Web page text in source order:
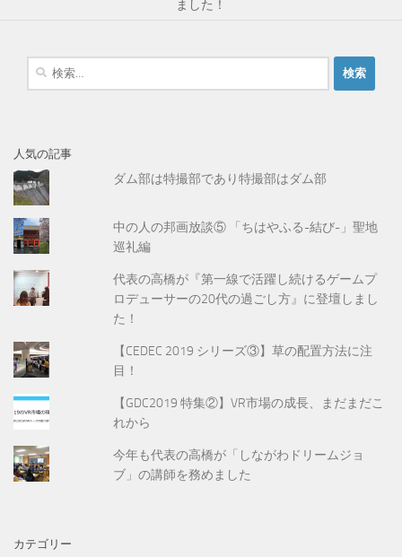
ました！
人気の記事
ダム部は特撮部であり特撮部はダム部
中の人の邦画放談⑤ 「ちはやふる-結び-」聖地
巡礼編
代表の高橋が『第一線で活躍し続けるゲームプ
ロデューサーの20代の過ごし方』に登壇しまし
た！
【CEDEC 2019 シリーズ③】草の配置方法に注
目！
【GDC2019 特集②】VR市場の成長、まだまだこ
れから
今年も代表の高橋が「しながわドリームジョ
ブ」の講師を務めました
カテゴリー